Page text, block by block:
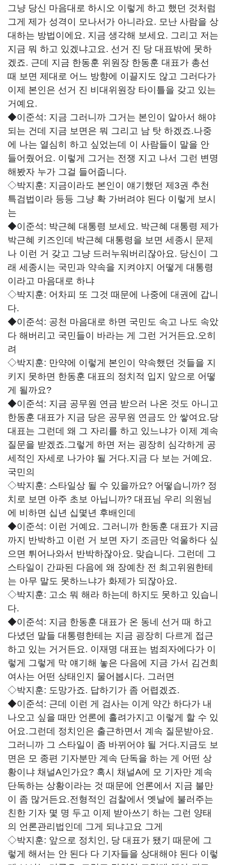
그냥 당신 마음대로 하시오 이렇게 하고 했던 것처럼
그게 제가 성격이 모나서가 아니라요. 모난 사람을 상
대하는 방법이에요. 지금 생각해 보세요. 그리고 저는
지금 뭐 하고 있겠냐고요. 선거 진 당 대표밖에 못하
겠죠. 근데 지금 한동훈 위원장 한동훈 대표가 총선
때 보면 제대로 어느 방향에 이끌지도 않고 그러다가
이제 본인은 선거 진 비대위원장 타이틀을 갖고 있는
거예요.
◆이준석: 지금 그러니까 그거는 본인이 알아서 해야
되는 건데 지금 보면은 뭐 그리고 남 탓 하겠죠.나중
에 나는 열심히 하고 싶었는데 이 사람들이 말을 안
들어줬어요. 이렇게 그거는 전쟁 지고 나서 그런 변명
해봤자 누가 그걸 들어줍니다.
◇박지훈: 지금이라도 본인이 얘기했던 제3권 추천
특검법이라 등등 그냥 확 가버려야 된다 이렇게 보시
는
◆이준석: 박근혜 대통령 보세요. 박근혜 대통령 제가
박근혜 키즈인데 박근혜 대통령을 보면 세종시 문제
나 이런 거 갖고 그냥 드러누워버리잖아요. 당신이 그
래 세종시는 국민과 약속을 지켜야지 어떻게 대통령
이라고 마음대로 하냐
◇박지훈: 어차피 또 그것 때문에 나중에 대권에 갑니
다.
◆이준석: 공천 마음대로 하면 국민도 속고 나도 속았
다 해버리고 국민들이 바라는 게 그런 거거든요.오히
려
◇박지훈: 만약에 이렇게 본인이 약속했던 것들을 지
키지 못하면 한동훈 대표의 정치적 입지 앞으로 어떻
게 될까요?
◆이준석: 지금 공무원 연금 받으러 나온 것도 아니고
한동훈 대표가 지금 당은 공무원 연금도 안 쌓여요.당
대표는 그런데 왜 그 자리를 하고 있느냐가 이제 계속
질문을 받겠죠.그렇게 하면 저는 굉장히 심각하게 공
세적인 자세로 나가야 될 거다.지금 다 보는 거예요.
국민의
◇박지훈: 스타일상 될 수 있을까요? 어떻습니까? 정
치로 보면 아주 초보 아닙니까? 대표님 우리 의원님
에 비하면 십년 십몇년 후배인데
◆이준석: 이런 거예요. 그러니까 한동훈 대표가 지금
까지 반박하고 이런 거 보면 자기 조금만 억울하다 싶
으면 튀어나와서 반박하잖아요. 맞습니다. 그런데 그
스타일이 간파된 다음에 왜 장예찬 전 최고위원한테
는 아무 말도 못하느냐가 화제가 되잖아요.
◇박지훈: 고소 뭐 해라 하는데 하지도 못하고 있습니
다.
◆이준석: 지금 한동훈 대표가 온 동네 선거 때 하고
다녔던 말들 대통령한테는 지금 굉장히 다르게 접근
하고 있는 거거든요. 이재명 대표는 범죄자에다가 이
렇게 그렇게 막 얘기해 놓은 다음에 지금 가서 김건희
여사는 어떤 상태인지 물어봅시다. 그러면
◇박지훈: 도망가죠. 답하기가 좀 어렵겠죠.
◆이준석: 근데 이런 게 검사는 이게 약간 하다가 내
나오고 싶을 때만 언론에 흘려가지고 이렇게 할 수 있
어요.그런데 정치인은 출근하면서 계속 질문받아요.
그러니까 그 스타일이 좀 바뀌어야 될 거다.지금도 보
면은 모 종편 기자분만 계속 단독을 하는 게 어떤 상
황이냐 채널A인가요? 혹시 채널A에 모 기자만 계속
단독하는 상황이라는 것 때문에 언론에서 지금 불만
이 좀 많거든요.전형적인 검찰에서 옛날에 불러주는
친한 기자 몇 명 두고 이제 받아쓰기 하는 그런 양태
의 언론관리법인데 그게 되냐고요 그게
◇박지훈: 앞으로 정치인, 당 대표가 됐기 때문에 그
렇게 해서는 안 된다 다 기자들을 상대해야 된다 이렇